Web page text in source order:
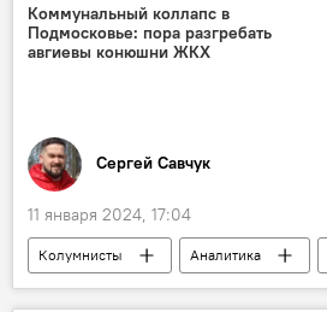
Коммунальный коллапс в
Подмосковье: пора разгребать
авгиевы конюшни ЖКХ
Сергей Савчук
11 января 2024, 17:04
Колумнисты Аналитика
Общество
Владимир Путин